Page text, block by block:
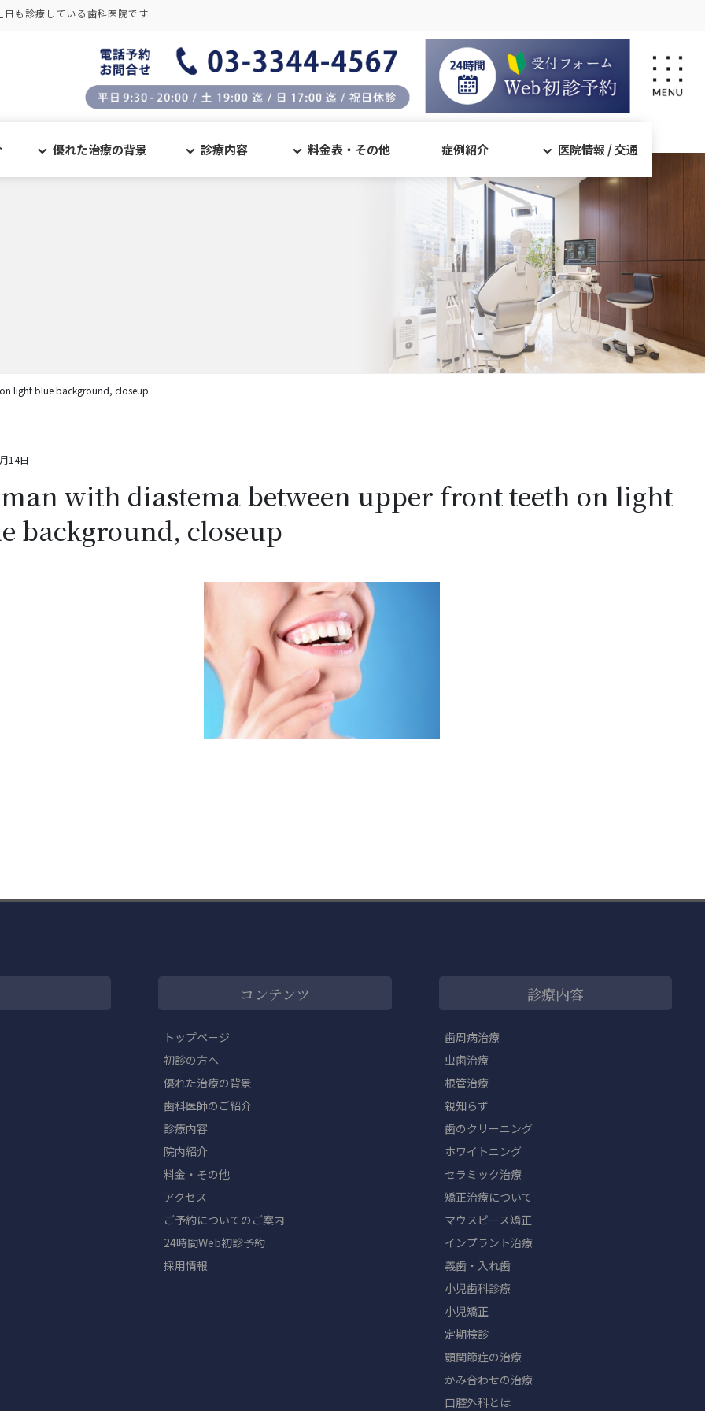
も診療している歯科医院です
優れた治療の背景 診療内容 料金表・その他 症例紹介 医院情報 / 交通
light blue background, closeup
14日
with diastema between upper front teeth on light
background, closeup
コンテンツ
トップページ
初診の方へ
優れた治療の背景
歯科医師のご紹介
診療内容
院内紹介
料金・その他
アクセス
ご予約についてのご案内
24時間Web初診予約
採用情報
診療内容
歯周病治療
虫歯治療
根管治療
親知らず
歯のクリーニング
ホワイトニング
セラミック治療
矯正治療について
マウスピース矯正
インプラント治療
義歯・入れ歯
小児歯科診療
小児矯正
定期検診
顎関節症の治療
かみ合わせの治療
口腔外科とは